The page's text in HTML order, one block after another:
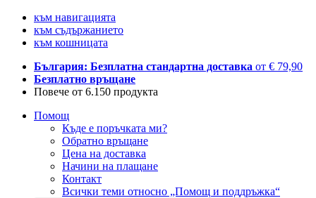
към навигацията
към съдържанието
към кошницата
България: Безплатна стандартна доставка от € 79,90
Безплатно връщане
Повече от 6.150 продукта
Помощ
Къде е поръчката ми?
Обратно връщане
Цена на доставка
Начини на плащане
Контакт
Всички теми относно „Помощ и поддръжка“